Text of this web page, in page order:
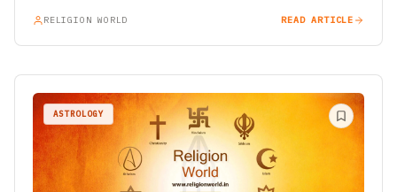
RELIGION WORLD READ ARTICLE
ASTROLOGY